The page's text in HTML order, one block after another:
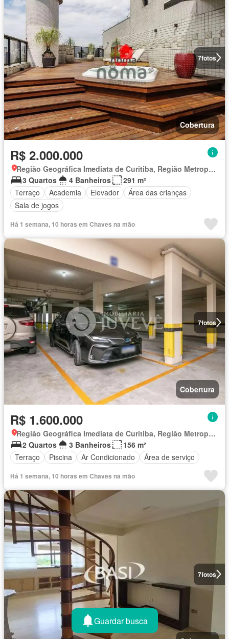
7fotos
Cobertura
R$ 2.000.000
Região Geográfica Imediata de Curitiba, Região Metropolitana de Curitiba
3 Quartos
4 Banheiros
291 m²
Terraço
Academia Elevador
Área das crianças
Sala de jogos
Há 1 semana, 10 horas em Chaves na mão
7fotos
Cobertura
R$ 1.600.000
Região Geográfica Imediata de Curitiba, Região Metropolitana de Curitiba
2 Quartos
3 Banheiros
156 m²
Terraço
Piscina Ar Condicionado Área de serviço
Há 1 semana, 10 horas em Chaves na mão
7fotos
Guardar busca